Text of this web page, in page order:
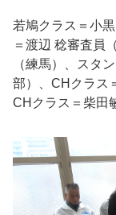
若鳩クラス＝小
＝渡辺 稔審査員
（練馬）、スタ
部）、CHクラス
CHクラス＝柴田